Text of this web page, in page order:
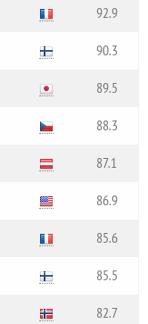
92.9
90.3
89.5
88.3
87.1
86.9
85.6
85.5
82.7